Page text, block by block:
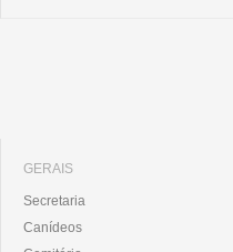
GERAIS
Secretaria
Canídeos